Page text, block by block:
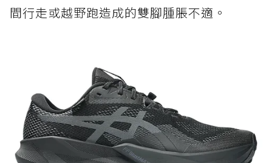
間行走或越野跑造成的雙腳腫脹不適。